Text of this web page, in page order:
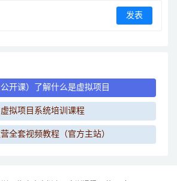
公开课）了解什么是虚拟项目
虚拟项目系统培训课程
全套视频教程（官方主站）